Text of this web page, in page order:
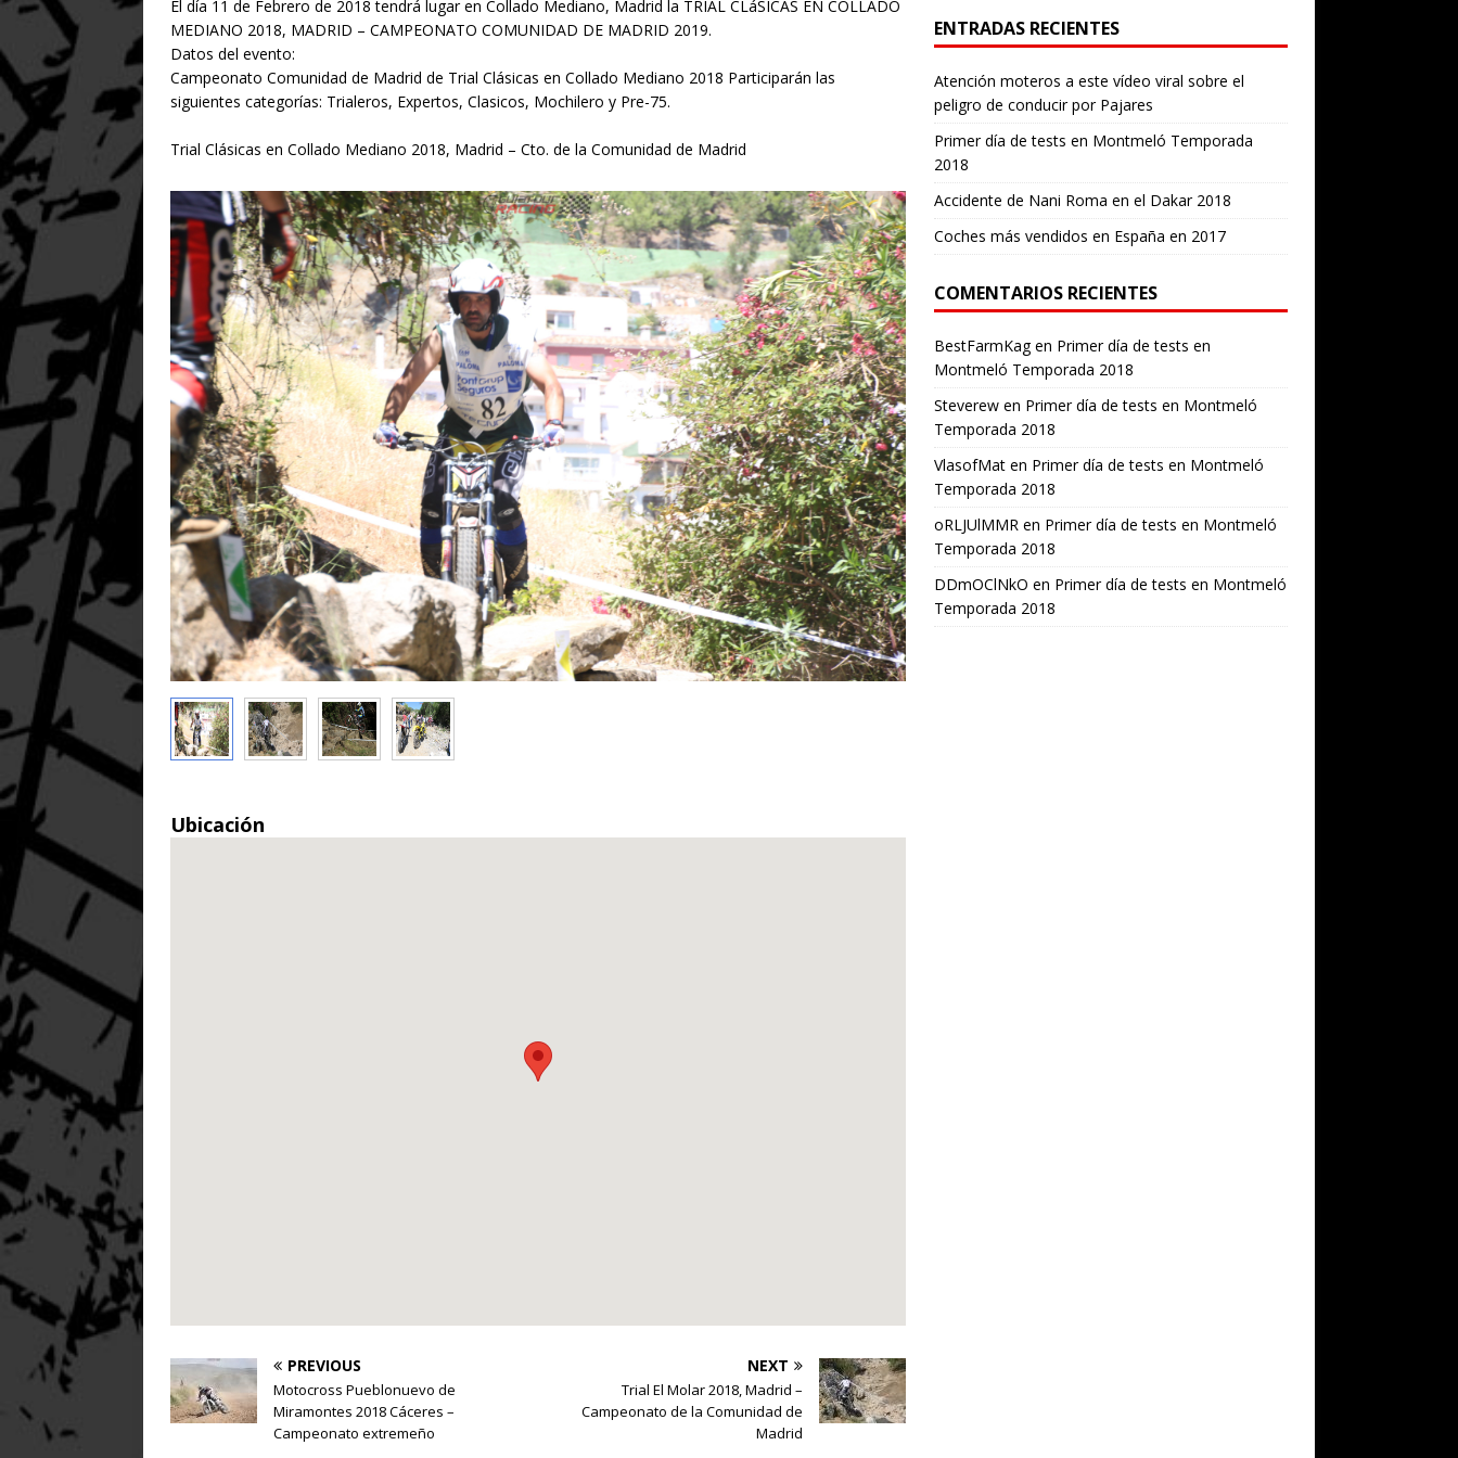
El día 11 de Febrero de 2018 tendrá lugar en Collado Mediano, Madrid la TRIAL CLáSICAS EN COLLADO
MEDIANO 2018, MADRID – CAMPEONATO COMUNIDAD DE MADRID 2019.
Datos del evento:
Campeonato Comunidad de Madrid de Trial Clásicas en Collado Mediano 2018 Participarán las
siguientes categorías: Trialeros, Expertos, Clasicos, Mochilero y Pre-75.
Trial Clásicas en Collado Mediano 2018, Madrid – Cto. de la Comunidad de Madrid
Ubicación
PREVIOUS
Motocross Pueblonuevo de
Miramontes 2018 Cáceres –
Campeonato extremeño
NEXT
Trial El Molar 2018, Madrid –
Campeonato de la Comunidad de
Madrid
ENTRADAS RECIENTES
Atención moteros a este vídeo viral sobre el
peligro de conducir por Pajares
Primer día de tests en Montmeló Temporada
2018
Accidente de Nani Roma en el Dakar 2018
Coches más vendidos en España en 2017
COMENTARIOS RECIENTES
BestFarmKagen Primer día de tests en
Montmeló Temporada 2018
Steverewen Primer día de tests en Montmeló
Temporada 2018
VlasofMaten Primer día de tests en Montmeló
Temporada 2018
oRLJUlMMRen Primer día de tests en Montmeló
Temporada 2018
DDmOClNkO en Primer día de tests en Montmeló
Temporada 2018